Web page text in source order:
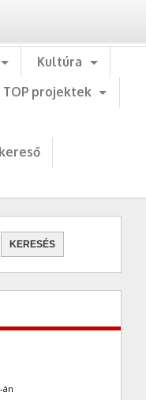
Kultúra
TOP projektek
án